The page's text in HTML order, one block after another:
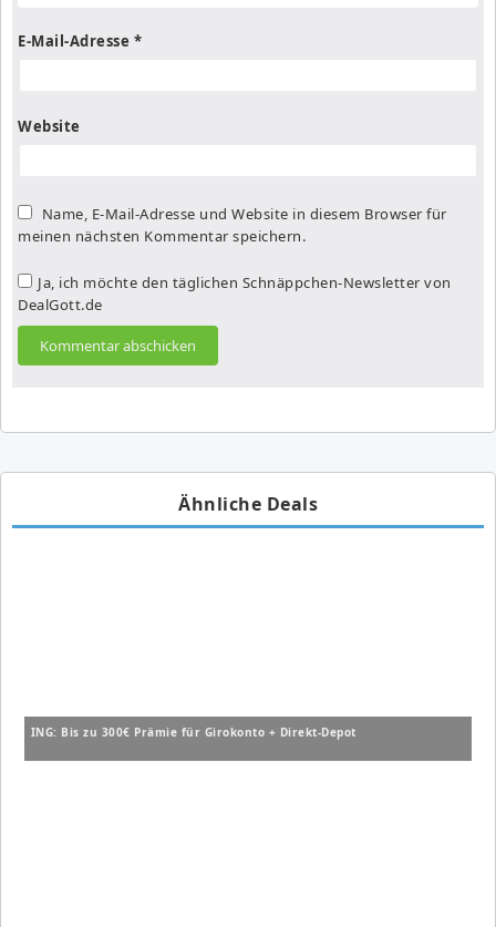
E-Mail-Adresse *
Website
Name, E-Mail-Adresse und Website in diesem Browser für
meinen nächsten Kommentar speichern.
Ja, ich möchte den täglichen Schnäppchen-Newsletter von
DealGott.de
Ähnliche Deals
ING: Bis zu 300€ Prämie für Girokonto + Direkt-Depot